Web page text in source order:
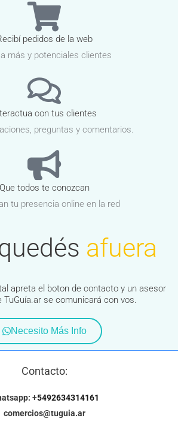
pedidos de la web
más y potenciales clientes
con tus clientes
preguntas y comentarios.
Que todos te conozcan
tu presencia online en la red
afuera
apreta el boton de contacto y un asesor
TuGuía.ar se comunicará con vos.
Necesito Más Info
Contacto:
+5492634314161
comercios@tuguia.ar